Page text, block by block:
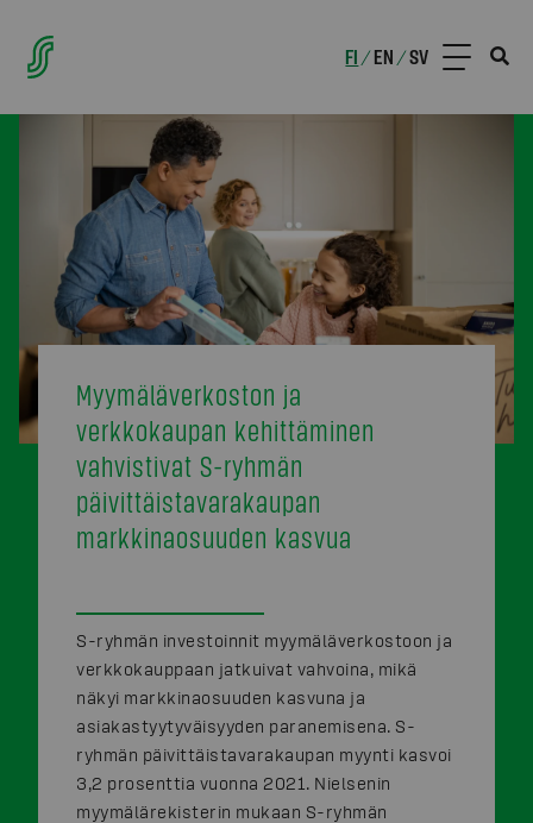
FI /EN /SV
Myymäläverkoston ja
verkkokaupan kehittäminen
vahvistivat S-ryhmän
päivittäistavarakaupan
markkinaosuuden kasvua
S-ryhmän investoinnit myymäläverkostoon ja
verkkokauppaan jatkuivat vahvoina, mikä
näkyi markkinaosuuden kasvuna ja
asiakastyytyväisyyden paranemisena. S-
ryhmän päivittäistavarakaupan myynti kasvoi
3,2 prosenttia vuonna 2021. Nielsenin
myymälärekisterin mukaan S-ryhmän